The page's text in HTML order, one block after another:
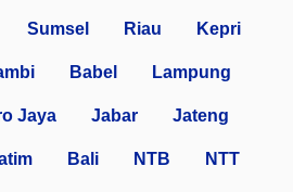
Sumsel Riau Kepri
Babel Lampung
Jaya Jabar Jateng
Bali NTB NTT